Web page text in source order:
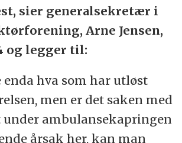
sier generalsekretær i
Arne Jensen,
og legger til:
hva som har utløst
men er det saken med
ambulansekapringen
årsak her, kan man